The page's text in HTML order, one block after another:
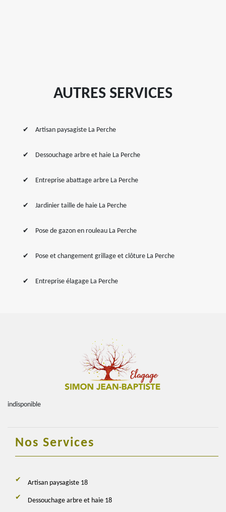
AUTRES SERVICES
Artisan paysagiste La Perche
Dessouchage arbre et haie La Perche
Entreprise abattage arbre La Perche
Jardinier taille de haie La Perche
Pose de gazon en rouleau La Perche
Pose et changement grillage et clôture La Perche
Entreprise élagage La Perche
indisponible
Nos Services
Artisan paysagiste 18
Dessouchage arbre et haie 18